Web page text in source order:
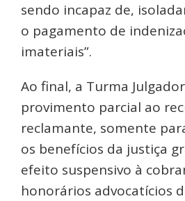
sendo incapaz de,
o pagamento de
imateriais”.
Ao final, a Turma
provimento parcial ao
reclamante, somente
os benefícios da justiça
efeito suspensivo à
honorários advocatícios